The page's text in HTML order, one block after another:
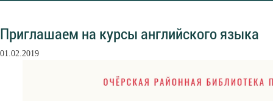
Приглашаем на курсы английского языка
01.02.2019